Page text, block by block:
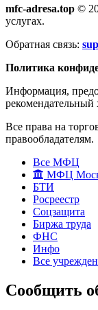
mfc-adresa.top ©
услугах.
Обратная связь:
Политика
Информация,
рекомендательный
Все права на
правообладателям.
Все МФЦ
МФЦ
БТИ
Росреестр
Соцзащита
Биржа труда
ФНС
Инфо
Все
Сообщить